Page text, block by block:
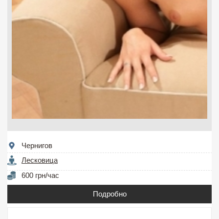
Чернигов
Лесковица
600 грн/час
Подробно